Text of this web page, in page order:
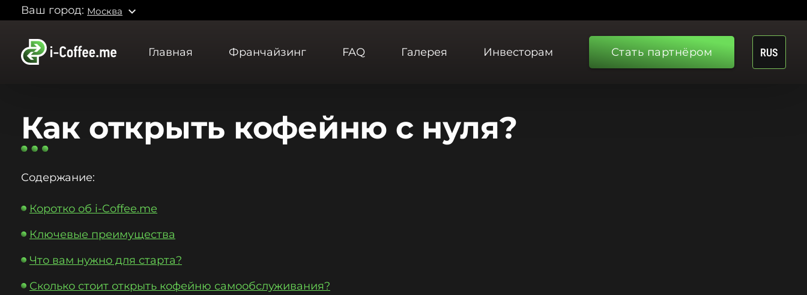
Ваш город: Москва expand_more
Главная Франчайзинг FAQ Галерея Инвесторам Стать партнёром RUS
Как открыть кофейню с нуля?
Содержание:
Коротко об i-Coffee.me
Ключевые преимущества
Что вам нужно для старта?
Сколько стоит открыть кофейню самообслуживания?